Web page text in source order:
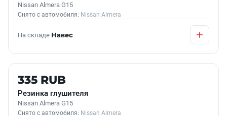
Nissan Almera G15
Снято с автомобиля: Nissan Almera
На складе Навес
Б/У В НАЛИЧИИ
335 RUB
Резинка глушителя
Nissan Almera G15
Снято с автомобиля: Nissan Almera